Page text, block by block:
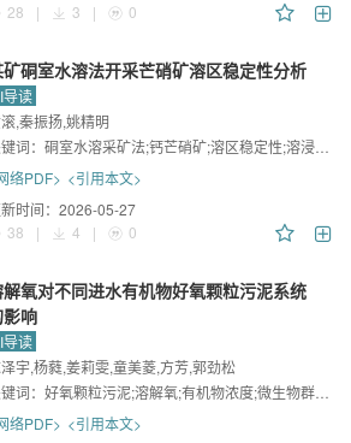
28
| 3 | 0
硐室水溶法开采芒硝矿溶区稳定性分析
导读
,秦振扬,姚精明
词： 硐室水溶采矿法;钙芒硝矿;溶区稳定性;溶浸实验;数值模拟
络PDF> <引用本文>
时间： 2026-05-27
38
| 4 | 0
氧对不同进水有机物好氧颗粒污泥系统
影响
导读
宇,杨蕤,姜莉雯,童美菱,方芳,郭劲松
词： 好氧颗粒污泥;溶解氧;有机物浓度;微生物群落;功能预测
络PDF> <引用本文>